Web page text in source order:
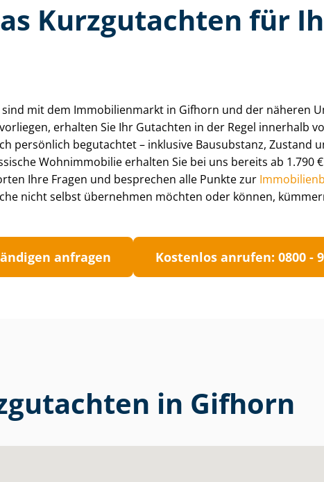
Kurzgutachten für
mit dem Immobilienmarkt in Gifhorn und der näheren
erhalten Sie Ihr Gutachten in der Regel innerhalb
persönlich begutachtet – inklusive Bausubstanz, Zustand
Wohnimmobilie erhalten Sie bei uns bereits ab 1.790
Ihre Fragen und besprechen alle Punkte zur
nicht selbst übernehmen möchten oder können,
anfragen Kostenlos anrufen: 0800 -
in Gifhorn